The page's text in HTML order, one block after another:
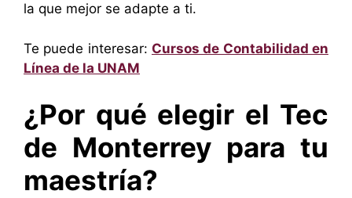
la que mejor se adapte a ti.
Te puede interesar: Cursos de Contabilidad en
Línea de la UNAM
¿Por qué elegir el Tec
de Monterrey para tu
maestría?